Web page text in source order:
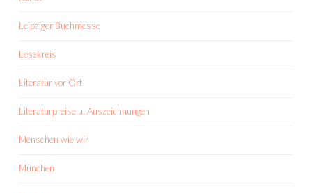
Leipziger Buchmesse
Lesekreis
Literatur vor Ort
Literaturpreise u. Auszeichnungen
Menschen wie wir
München